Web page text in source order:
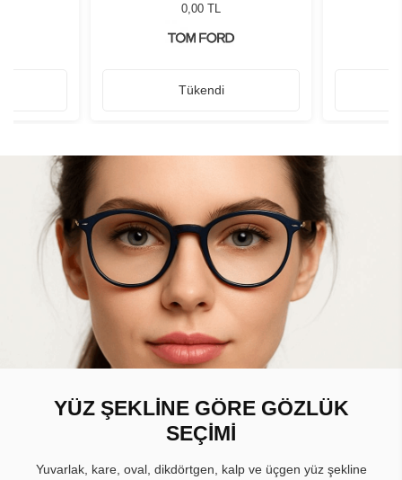
0,00 TL
Tükendi
YÜZ ŞEKLİNE GÖRE GÖZLÜK
SEÇİMİ
Yuvarlak, kare, oval, dikdörtgen, kalp ve üçgen yüz şekline